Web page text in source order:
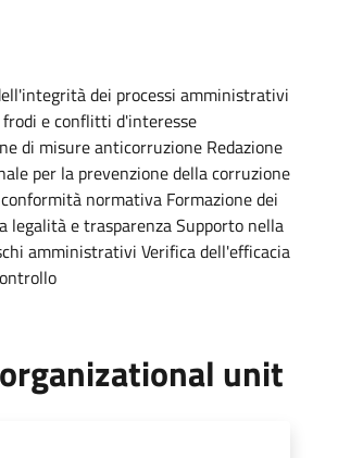
dei processi amministrativi
frodi e conflitti d'interesse
di misure anticorruzione Redazione
per la prevenzione della corruzione
normativa Formazione dei
legalità e trasparenza Supporto nella
amministrativi Verifica dell'efficacia
unit